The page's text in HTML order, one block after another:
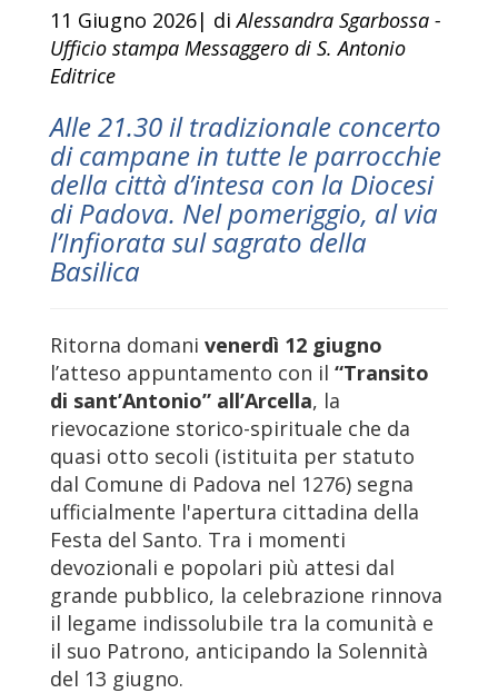
11 Giugno 2026| diAlessandra Sgarbossa -
Ufficio stampa Messaggero di S. Antonio
Editrice
Alle 21.30 il tradizionale concerto
di campane in tutte le parrocchie
della città d’intesa con la Diocesi
di Padova. Nel pomeriggio, al via
l’Infiorata sul sagrato della
Basilica
Ritorna domani venerdì 12 giugno
l’atteso appuntamento con il “Transito
di sant’Antonio” all’Arcella, la
rievocazione storico-spirituale che da
quasi otto secoli (istituita per statuto
dal Comune di Padova nel 1276) segna
ufficialmente l'apertura cittadina della
Festa del Santo. Tra i momenti
devozionali e popolari più attesi dal
grande pubblico, la celebrazione rinnova
il legame indissolubile tra la comunità e
il suo Patrono, anticipando la Solennità
del 13 giugno.